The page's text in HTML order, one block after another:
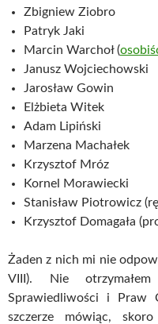
Zbigniew Ziobro
Patryk Jaki
Marcin Warchoł (
Janusz Wojciechowski
Jarosław Gowin
Elżbieta Witek
Adam Lipiński
Marzena Machałek
Krzysztof Mróz
Kornel Morawiecki
Stanisław Piotrowicz
Krzysztof Domagała
Żaden z nich mi nie
VIII). Nie
Sprawiedliwości i Praw
szczerze mówiąc,